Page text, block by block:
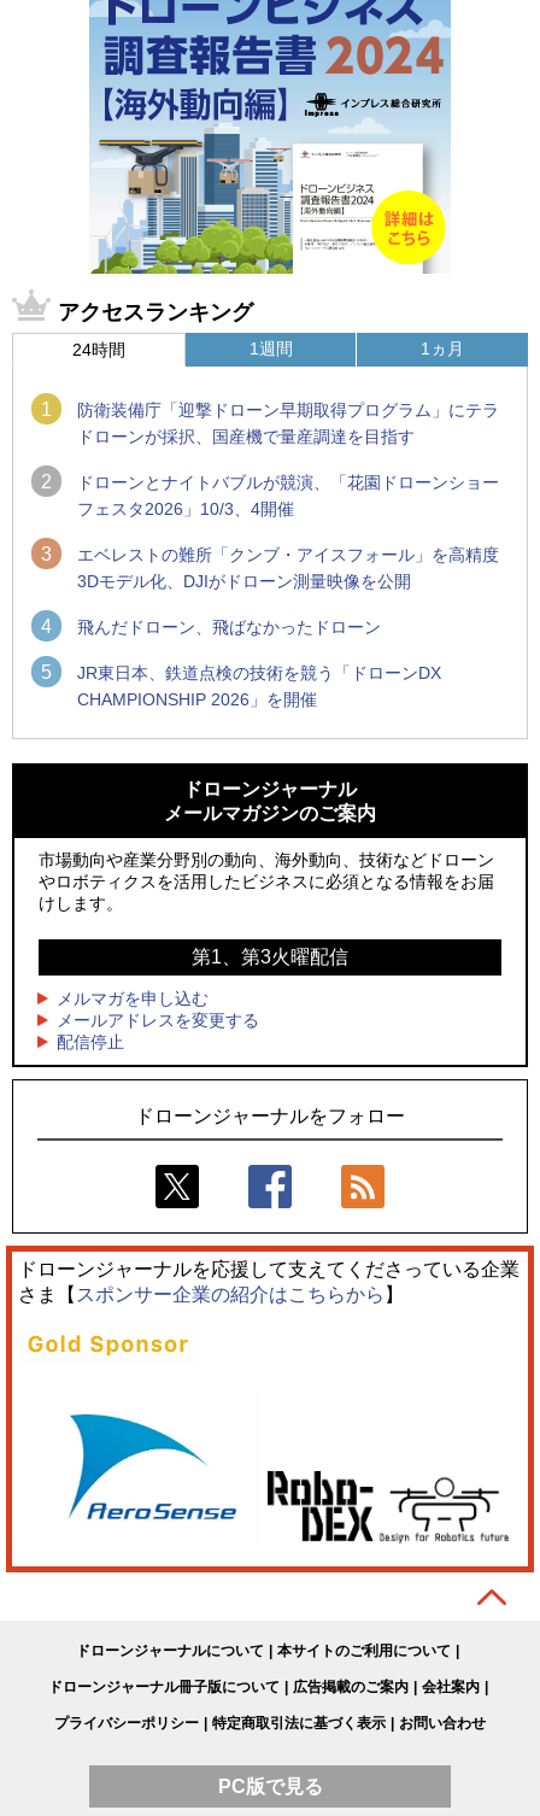
アクセスランキング
24時間
1
防衛装備庁「迎撃ドローン早期取得プログラム」にテラ
ドローンが採択、国産機で量産調達を目指す
2
ドローンとナイトバブルが競演、「花園ドローンショー
フェスタ2026」10/3、4開催
3
エベレストの難所「クンブ・アイスフォール」を高精度
3Dモデル化、DJIがドローン測量映像を公開
4 飛んだドローン、飛ばなかったドローン
5
JR東日本、鉄道点検の技術を競う「ドローンDX
CHAMPIONSHIP 2026」を開催
1週間
ン」とドローンショーによる新演出を実施
防衛装備庁「迎撃ドローン早期取得プログラム」にテラドロ
ーンが採択、国産機で量産調達を目指す
レッドクリフ、足利花火大会で映画『スパイダーマン』や
ドローンとナイトバブルが競演、「花園ドローンショーフェ
スタ2026」10/3、4開催
そらとぶタクシー、ハイブリッドeVTOL開発のPLANA社と独
占契約
1ヵ月
ン」とドローンショーによる新演出を実施
国産AUVを社会実装へ、スタートアップ「BlueArch株式会
社」設立
防衛装備庁「迎撃ドローン早期取得プログラム」にテラドロ
サザンビーチちがさき花火大会で「復活の花火」打ち上げ、
キリンビールがライブ中継と連動した支援企画
ロボデックス、2時間超の飛行を目指す新型水素燃料電池ドロ
ーンを公開
ドローンジャーナル
メールマガジンのご案内
市場動向や産業分野別の動向、海外動向、技術などドローン
やロボティクスを活用したビジネスに必須となる情報をお届
けします。
第1、第3火曜配信
メルマガを申し込む
メールアドレスを変更する
配信停止
ドローンジャーナルをフォロー
ドローンジャーナルを応援して支えてくださっている企業
さま【 スポンサー企業の紹介はこちらから 】
ドローンジャーナルについて 本サイトのご利用について
ドローンジャーナル冊子版について 広告掲載のご案内 会社案内
プライバシーポリシー 特定商取引法に基づく表示 お問い合わせ
PC版で見る